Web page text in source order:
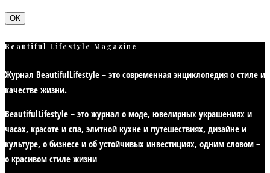
ОК
Beautiful Lifestyle Magazine
Журнал BeautifulLifestyle – это современная энциклопедия о стиле и
качестве жизни.
BeautifulLifestyle – это журнал о моде, ювелирных украшениях и
часах, красоте и спа, элитной кухне и путешествиях, дизайне и
культуре, о бизнесе и об устойчивых инвестициях, одним словом –
о красивом стиле жизни